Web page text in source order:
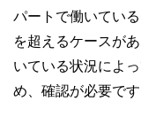
パートで働いてい
を超えるケースが
いている状況によ
め、確認が必要です